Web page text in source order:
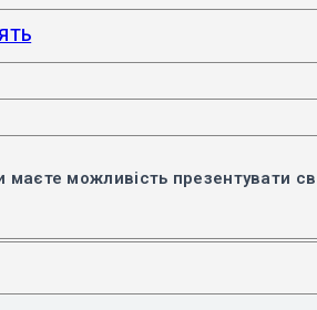
Відкриється
новій
маєте можливість презентувати